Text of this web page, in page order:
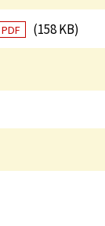
PDF (158 KB)